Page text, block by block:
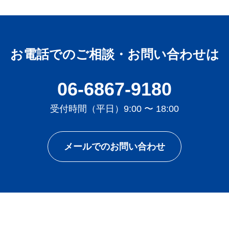
お電話でのご相談・お問い合わせは
06-6867-9180
受付時間（平日）9:00 〜 18:00
メールでのお問い合わせ